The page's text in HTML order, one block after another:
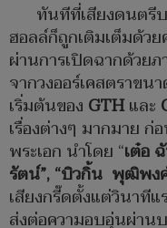
ทันทีที่เสียงดนตรี
ฮอลล์ก็ถูกเติมเต็มด้ว
ผ่านการเปิดฉากด้วยภ
จากวงออร์เคสตราข
เริ่มต้นของ GTHและ
เรื่องต่างๆ มากมาย ก่
พระเอก นำโดย “เต๋อ
รัตน์”, “บิวกิ้น พุฒิพง
เสียงกรี๊ดตั้งแต่วินาที
ส่งต่อความอบอุ่นผ่าน